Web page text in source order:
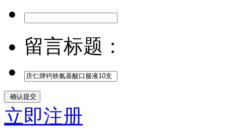
留言标题：
立即注册